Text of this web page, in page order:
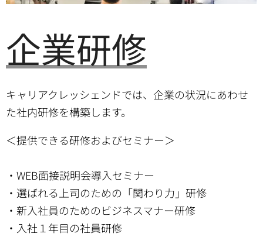
企業研修
キャリアクレッシェンドでは、企業の状況にあわせ
た社内研修を構築します。
＜提供できる研修およびセミナー＞
・WEB面接説明会導入セミナー
・選ばれる上司のための「関わり力」研修
・新入社員のためのビジネスマナー研修
・入社１年目の社員研修